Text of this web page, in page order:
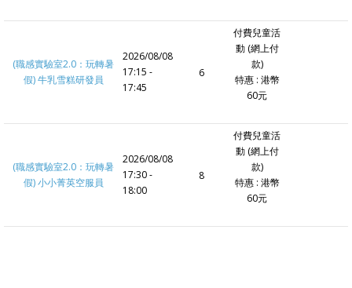
(職感實驗室2.0：玩轉暑
假) 牛乳雪糕研發員
2026/08/08
17:15 -
17:45
6
付費兒童活
動 (網上付
款)
特惠 : 港幣
60元
(職感實驗室2.0：玩轉暑
假) 小小菁英空服員
2026/08/08
17:30 -
18:00
8
付費兒童活
動 (網上付
款)
特惠 : 港幣
60元